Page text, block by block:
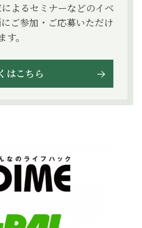
よるセミナーなどのイベ
ご参加・ご応募いただけ
す。
はこちら